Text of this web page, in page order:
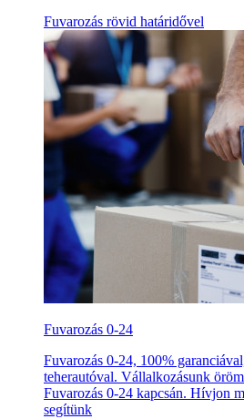
Fuvarozás rövid határidővel
Fuvarozás 0-24
Fuvarozás 0-24, 100%
teherautóval. Vállalkozásunk
Fuvarozás 0-24 kapcsán. Hívjon
segítünk